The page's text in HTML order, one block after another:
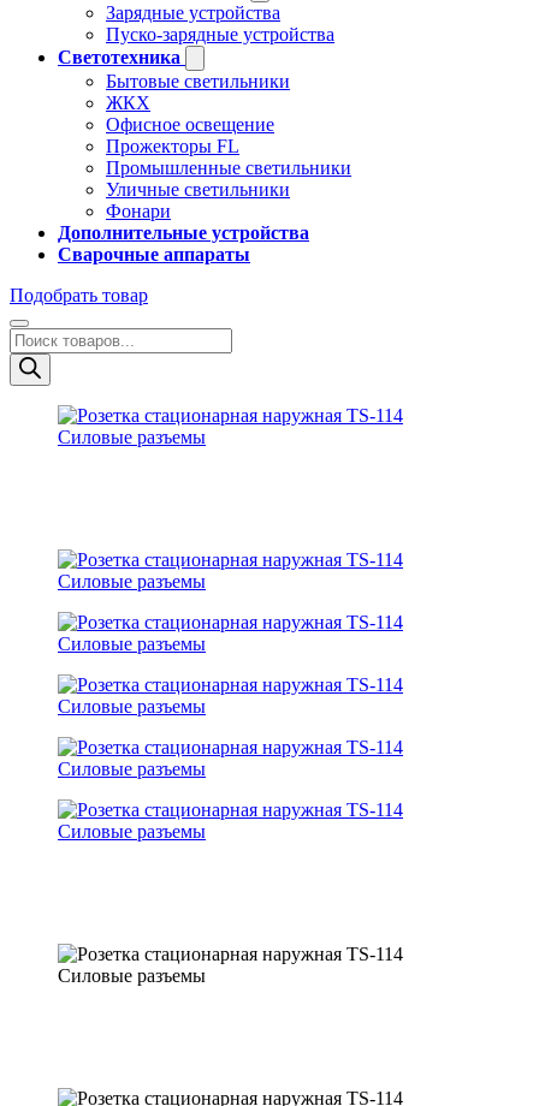
Зарядные устройства
Пуско-зарядные устройства
Светотехника
Бытовые светильники
ЖКХ
Офисное освещение
Прожекторы FL
Промышленные светильники
Уличные светильники
Фонари
Дополнительные устройства
Сварочные аппараты
Подобрать товар
Поиск
товаров